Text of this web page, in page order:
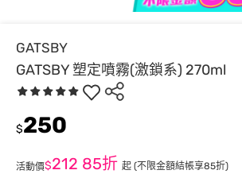
GATSBY
GATSBY 塑定噴霧(激鎖系) 270ml
$250
活動價$212 85折 起 (不限金額結帳享85折)